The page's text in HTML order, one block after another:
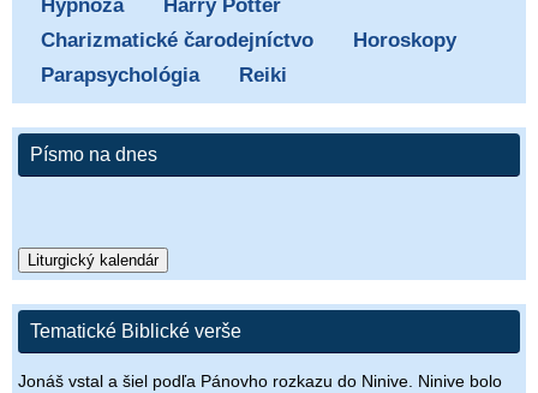
Hypnóza
Harry Potter
Charizmatické čarodejníctvo
Horoskopy
Parapsychológia
Reiki
Písmo na dnes
Liturgický kalendár
Tematické Biblické verše
Jonáš vstal a šiel podľa Pánovho rozkazu do Ninive. Ninive bolo